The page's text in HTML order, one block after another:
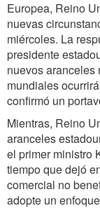
Europea, Reino
nuevas
miércoles. La
presidente
nuevos aranceles
mundiales
confirmó un
Mientras, Reino
aranceles
el primer ministro
tiempo que dejó
comercial no
adopte un